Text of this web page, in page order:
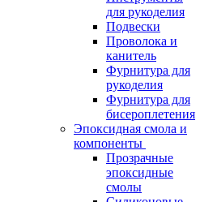
для рукоделия
Подвески
Проволока и
канитель
Фурнитура для
рукоделия
Фурнитура для
бисероплетения
Эпоксидная смола и
компоненты
Прозрачные
эпоксидные
смолы